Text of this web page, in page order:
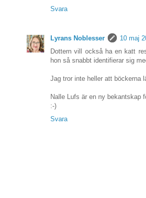
Svara
Lyrans Noblesser
10 maj
Dottern vill också ha en katt
hon så snabbt identifierar sig
Jag tror inte heller att böckerna
Nalle Lufs är en ny bekantskap
:-)
Svara